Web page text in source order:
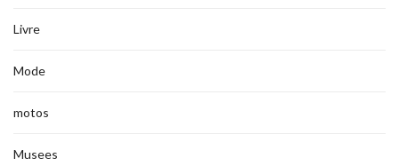
Livre
Mode
motos
Musees